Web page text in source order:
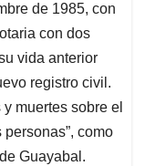
de 1985, con
con dos
vida anterior
registro civil.
muertes sobre el
como
Guayabal.